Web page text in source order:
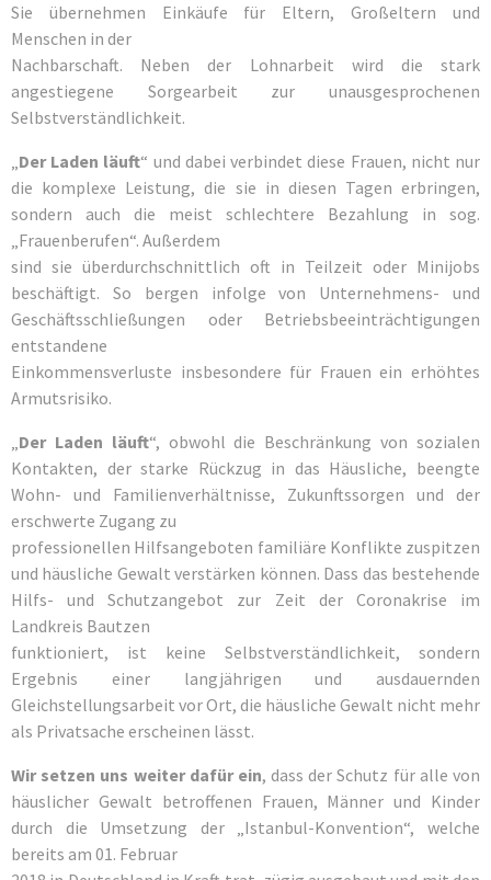
Sie übernehmen Einkäufe für Eltern, Großeltern und
Menschen in der
Nachbarschaft. Neben der Lohnarbeit wird die stark
angestiegene Sorgearbeit zur unausgesprochenen
Selbstverständlichkeit.
„Der Laden läuft“ und dabei verbindet diese Frauen, nicht nur
die komplexe Leistung, die sie in diesen Tagen erbringen,
sondern auch die meist schlechtere Bezahlung in sog.
„Frauenberufen“. Außerdem
sind sie überdurchschnittlich oft in Teilzeit oder Minijobs
beschäftigt. So bergen infolge von Unternehmens- und
Geschäftsschließungen oder Betriebsbeeinträchtigungen
entstandene
Einkommensverluste insbesondere für Frauen ein erhöhtes
Armutsrisiko.
„Der Laden läuft“, obwohl die Beschränkung von sozialen
Kontakten, der starke Rückzug in das Häusliche, beengte
Wohn- und Familienverhältnisse, Zukunftssorgen und der
erschwerte Zugang zu
professionellen Hilfsangeboten familiäre Konflikte zuspitzen
und häusliche Gewalt verstärken können. Dass das bestehende
Hilfs- und Schutzangebot zur Zeit der Coronakrise im
Landkreis Bautzen
funktioniert, ist keine Selbstverständlichkeit, sondern
Ergebnis einer langjährigen und ausdauernden
Gleichstellungsarbeit vor Ort, die häusliche Gewalt nicht mehr
als Privatsache erscheinen lässt.
Wir setzen uns weiter dafür ein, dass der Schutz für alle von
häuslicher Gewalt betroffenen Frauen, Männer und Kinder
durch die Umsetzung der „Istanbul-Konvention“, welche
bereits am 01. Februar